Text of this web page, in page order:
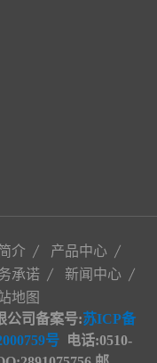
介
产品中心
承诺
新闻中心
地图
公司备案号:苏ICP备
号 电话:0510-